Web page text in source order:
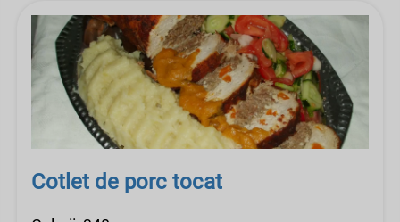
Cotlet de porc tocat